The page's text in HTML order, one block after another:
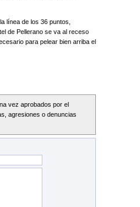
línea de los 36 puntos,
de Pellerano se va al receso
para pelear bien arriba el
vez aprobados por el
agresiones o denuncias